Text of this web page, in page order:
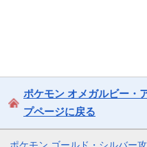
ポケモン オメガルビー・
プページに戻る
ポケモン ゴールド・シルバー